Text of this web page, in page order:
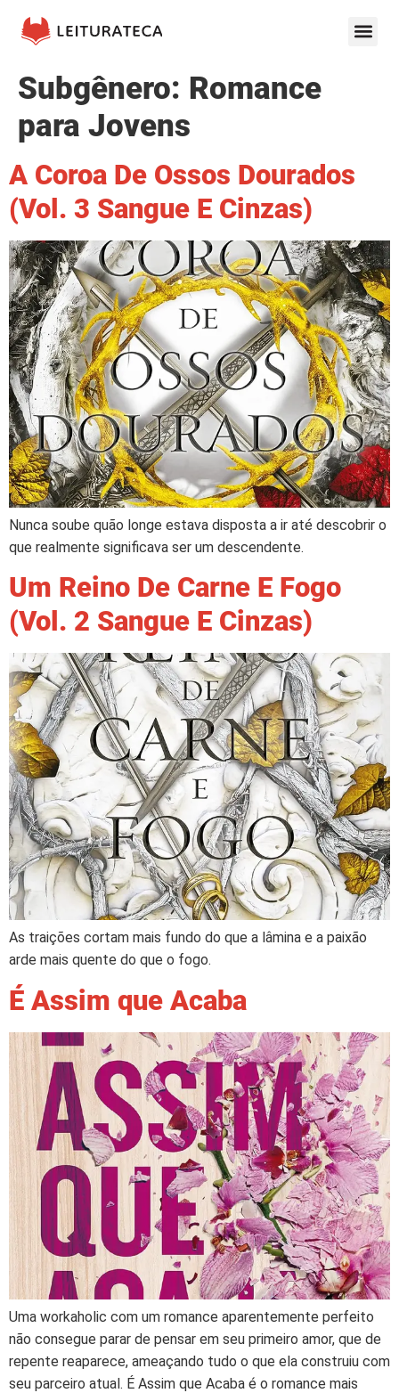
Subgênero: Romance
para Jovens
A Coroa De Ossos Dourados
(Vol. 3 Sangue E Cinzas)
Nunca soube quão longe estava disposta a ir até descobrir o
que realmente significava ser um descendente.
Um Reino De Carne E Fogo
(Vol. 2 Sangue E Cinzas)
As traições cortam mais fundo do que a lâmina e a paixão
arde mais quente do que o fogo.
É Assim que Acaba
Uma workaholic com um romance aparentemente perfeito
não consegue parar de pensar em seu primeiro amor, que de
repente reaparece, ameaçando tudo o que ela construiu com
seu parceiro atual. É Assim que Acaba é o romance mais